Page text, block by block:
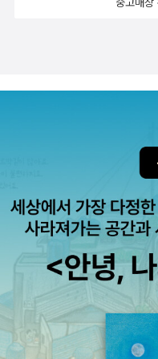
로 수익을 내는 회사’를 사는
기획 업무를 하며 M&A 업무
히 도움이 될 것 같습니다.
내에서는 인수 창업이 익숙
지 않았지만, 일본의 사례를
다. 인수 및 창업에 관심 있
드립니다.​이 리뷰는 출판사
리뷰입니다.